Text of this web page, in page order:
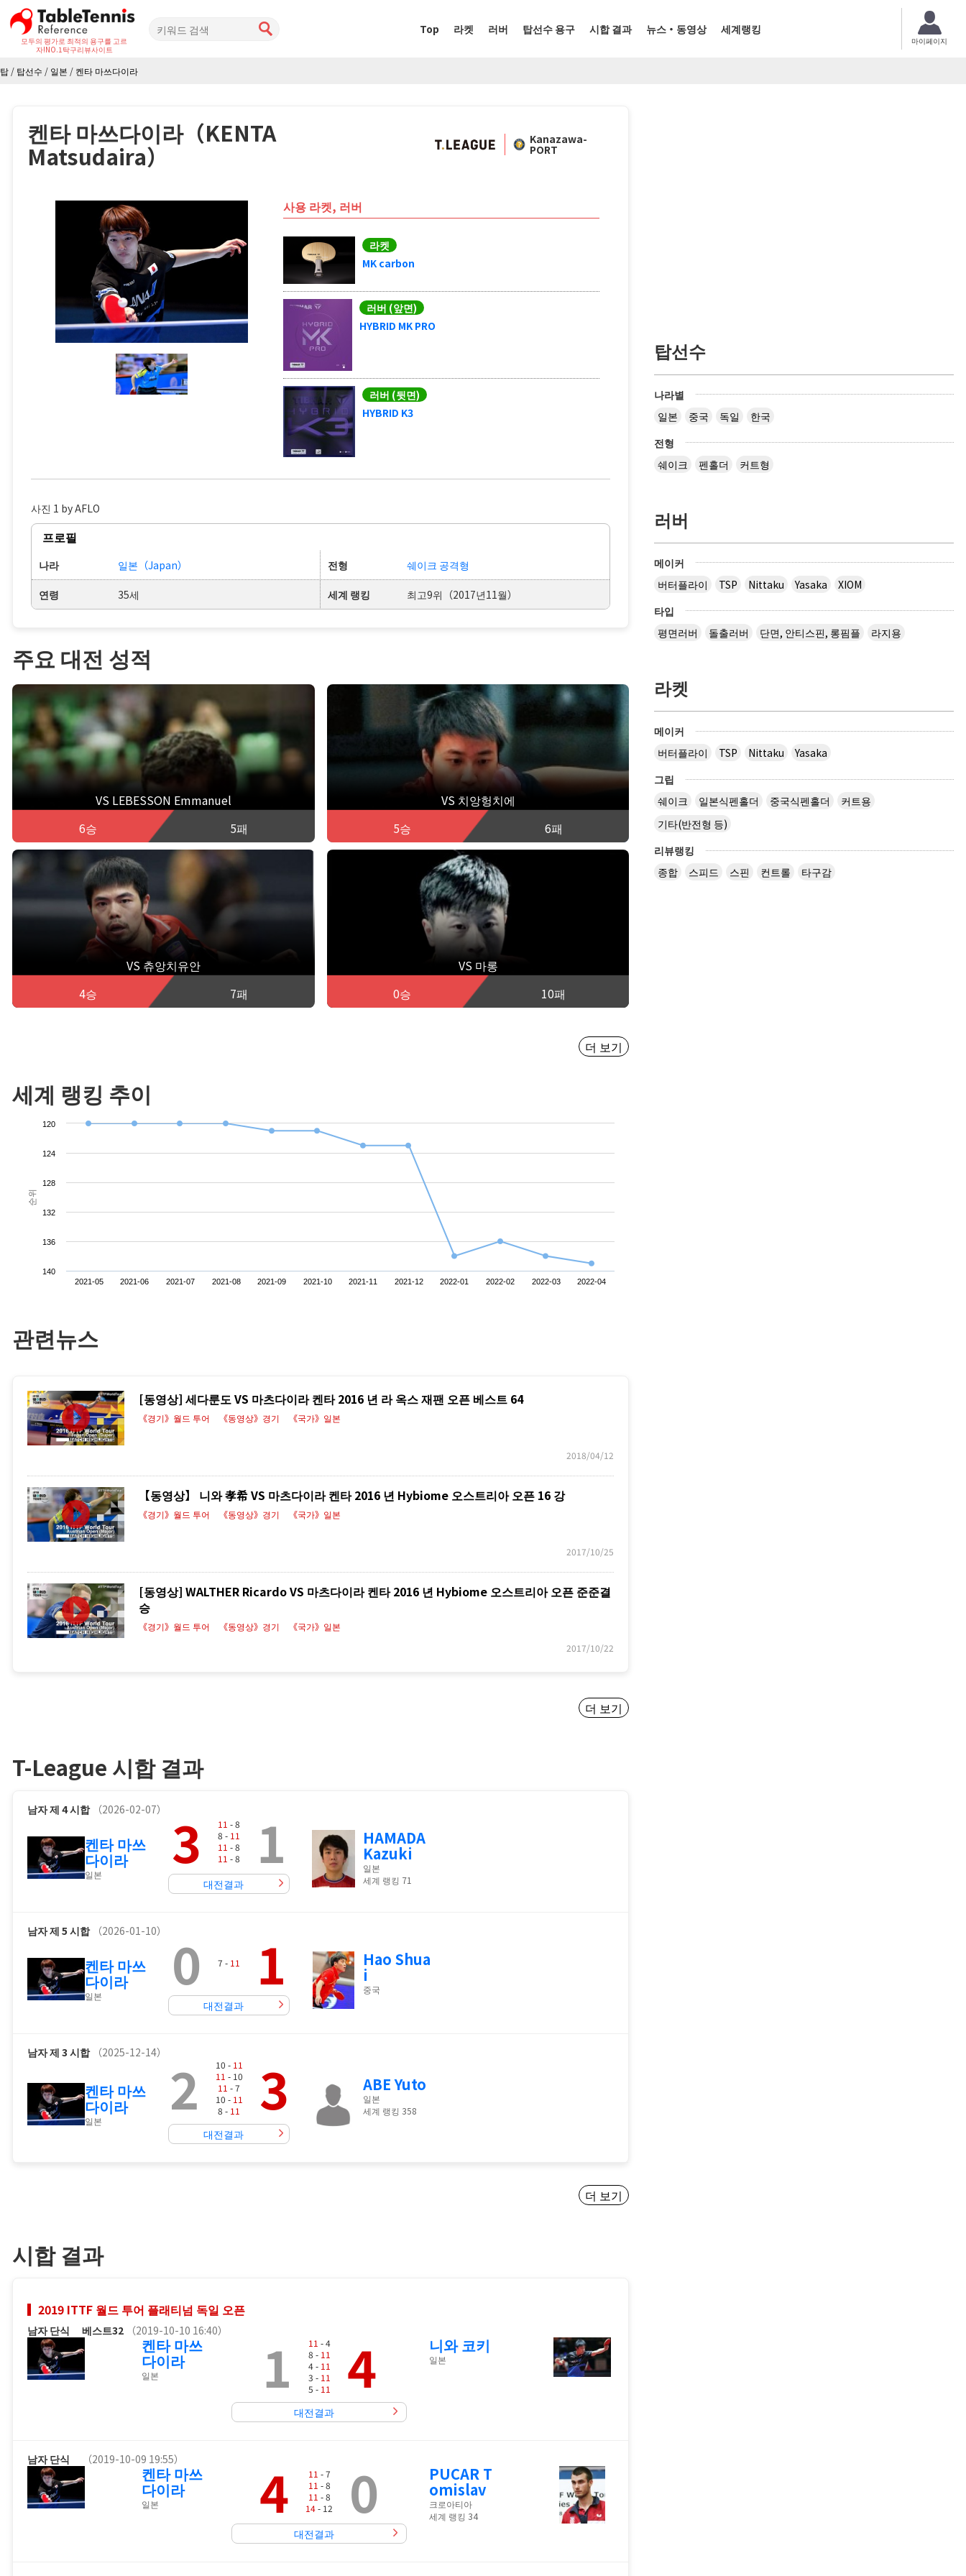
모두의 평가로 최적의 용구를 고르
자!NO.1탁구리뷰사이트
Top 라켓 러버 탑선수 용구 시합 결과 뉴스・동영상 세계랭킹
마이페이지
탑 / 탑선수 / 일본 / 켄타 마쓰다이라
켄타 마쓰다이라（KENTA
Matsudaira）
Kanazawa-
PORT
사용 라켓, 러버
라켓
MK carbon
러버 (앞면)
HYBRID MK PRO
러버 (뒷면)
HYBRID K3
사진 1 by AFLO
프로필
나라 일본（Japan） 전형 쉐이크 공격형
연령 35세 세계 랭킹 최고9위（2017년11월）
주요 대전 성적
VS LEBESSON Emmanuel
6승
5패
VS 치앙헝치에
5승
6패
VS 츄앙치유안
4승
7패
VS 마롱
0승
10패
더 보기
세계 랭킹 추이
순위
2021-05 2021-06 2021-07 2021-08 2021-09 2021-10 2021-11 2021-12 2022-01 2022-02 2022-03 2022-04
120
124
128
132
136
140
관련뉴스
[동영상] 세다룬도 VS 마츠다이라 켄타 2016 년 라 옥스 재팬 오픈 베스트 64
《경기》월드 투어 《동영상》경기 《국가》일본
2018/04/12
【동영상】 니와 孝希 VS 마츠다이라 켄타 2016 년 Hybiome 오스트리아 오픈 16 강
《경기》월드 투어 《동영상》경기 《국가》일본
2017/10/25
[동영상] WALTHER Ricardo VS 마츠다이라 켄타 2016 년 Hybiome 오스트리아 오픈 준준결
승
《경기》월드 투어 《동영상》경기
《국가》일본
2017/10/22
더 보기
T-League 시합 결과
남자제 4 시합 （2026-02-07）
켄타 마쓰
다이라
일본 3 11 - 8
8 - 11
11 - 8
11 - 8 1
대전결과
HAMADA
Kazuki
일본
세계 랭킹 71
남자제 5 시합 （2026-01-10）
켄타 마쓰
다이라
일본 0 7 - 11 1
대전결과
Hao Shua
i
중국
남자제 3 시합 （2025-12-14）
켄타 마쓰
다이라
일본 2 10 - 11
11 - 10
11 - 7
10 - 11
8 - 11 3
대전결과
ABE Yuto
일본
세계 랭킹 358
더 보기
시합 결과
2019 ITTF 월드 투어 플래티넘 독일 오픈
남자 단식 베스트32 （2019-10-10 16:40）
켄타 마쓰
다이라
일본 1 11 - 4
8 - 11
4 - 11
3 - 11
5 - 11 4
대전결과
니와 코키
일본
남자 단식 （2019-10-09 19:55）
켄타 마쓰
다이라
일본 4 11 - 7
11 - 8
11 - 8
14- 12 0
대전결과
PUCAR T
omislav
크로아티아
세계 랭킹 34
탑선수
나라별
일본
중국 독일
한국
전형
쉐이크
펜홀더 커트형
러버
메이커
버터플라이
TSP Nittaku Yasaka
XIOM
타입
평면러버
돌출러버 단면, 안티스핀, 롱핌플 라지용
라켓
메이커
버터플라이
TSP Nittaku
Yasaka
그립
쉐이크
일본식펜홀더 중국식펜홀더
커트용
기타(반전형 등)
리뷰랭킹
종합
스피드 스핀 컨트롤 타구감